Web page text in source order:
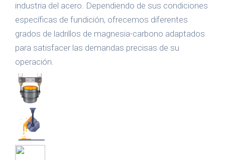
industria del acero. Dependiendo de sus condiciones
específicas de fundición, ofrecemos diferentes
grados de ladrillos de magnesia-carbono adaptados
para satisfacer las demandas precisas de su
operación.